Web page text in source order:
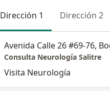
Dirección 1
Dirección 2
Avenida Calle 26 #69-76,
Consulta Neurología Salitre
Visita Neurología